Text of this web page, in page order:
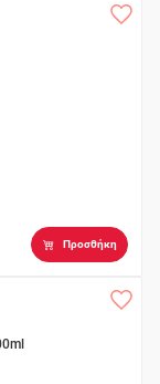
Προσθήκη